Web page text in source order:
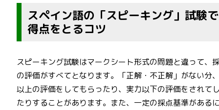
スペイン語の「スピーキング」試験
得点をとるコツ
スピーキング試験はマークシート形式の問題と違って、
の評価がすべてとなります。「正解・不正解」がない分
以上の評価をしてもらったり、実力以下の評価をされて
たりすることがあります。また、一定の採点基準がある